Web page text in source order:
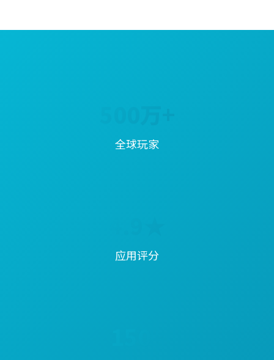
全球玩家
应用评分